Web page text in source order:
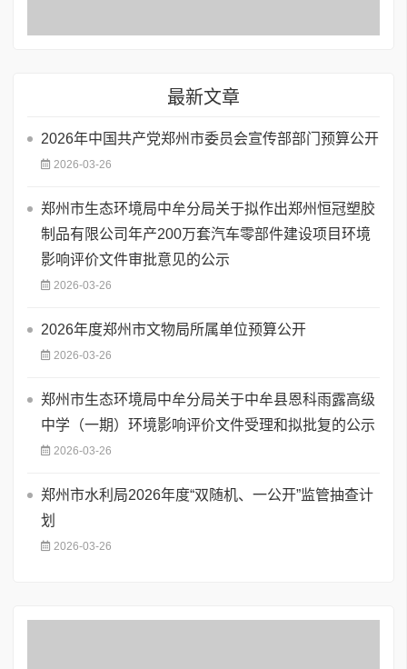
最新文章
2026年中国共产党郑州市委员会宣传部部门预算公开
2026-03-26
郑州市生态环境局中牟分局关于拟作出郑州恒冠塑胶
制品有限公司年产200万套汽车零部件建设项目环境
影响评价文件审批意见的公示
2026-03-26
2026年度郑州市文物局所属单位预算公开
2026-03-26
郑州市生态环境局中牟分局关于中牟县恩科雨露高级
中学（一期）环境影响评价文件受理和拟批复的公示
2026-03-26
郑州市水利局2026年度“双随机、一公开”监管抽查计
划
2026-03-26